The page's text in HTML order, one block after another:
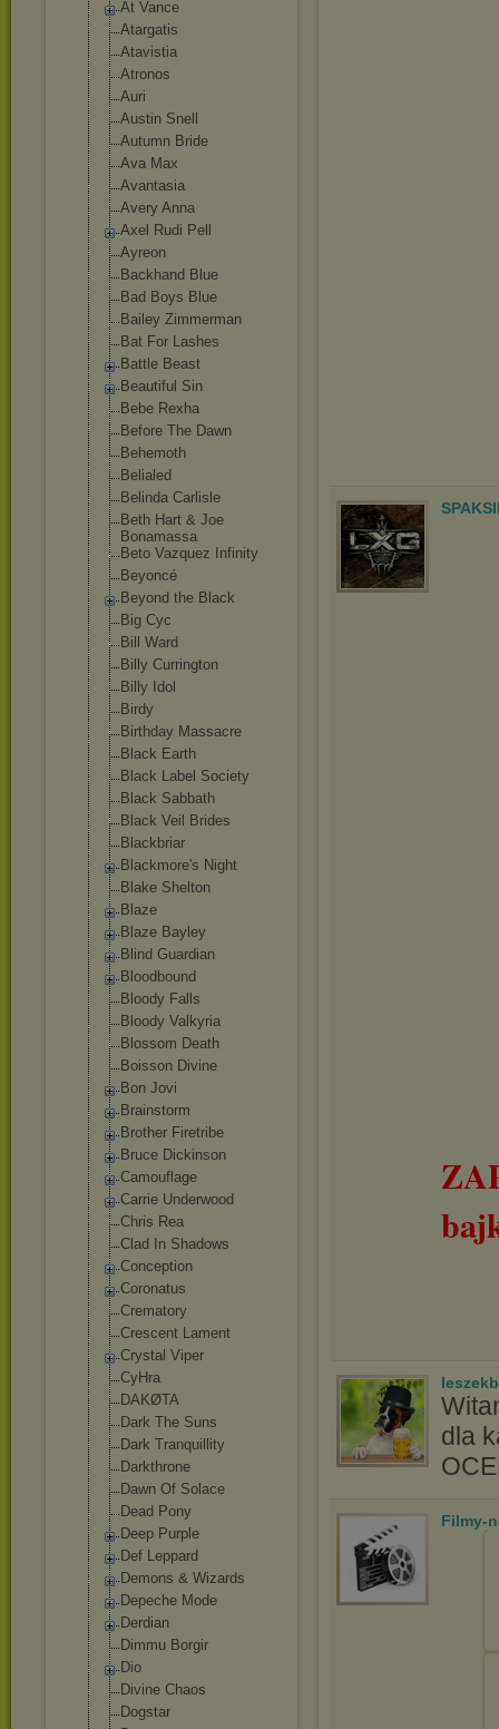
At Vance
Atargatis
Atavistia
Atronos
Auri
Austin Snell
Autumn Bride
Ava Max
Avantasia
Avery Anna
Axel Rudi Pell
Ayreon
Backhand Blue
Bad Boys Blue
Bailey Zimmerman
Bat For Lashes
Battle Beast
Beautiful Sin
Bebe Rexha
Before The Dawn
Behemoth
Belialed
Belinda Carlisle
Beth Hart & Joe
Bonamassa
Beto Vazquez Infinity
Beyoncé
Beyond the Black
Big Cyc
Bill Ward
Billy Currington
Billy Idol
Birdy
Birthday Massacre
Black Earth
Black Label Society
Black Sabbath
Black Veil Brides
Blackbriar
Blackmore's Night
Blake Shelton
Blaze
Blaze Bayley
Blind Guardian
Bloodbound
Bloody Falls
Bloody Valkyria
Blossom Death
Boisson Divine
Bon Jovi
Brainstorm
Brother Firetribe
Bruce Dickinson
Camouflage
Carrie Underwood
Chris Rea
Clad In Shadows
Conception
Coronatus
Crematory
Crescent Lament
Crystal Viper
CyHra
DAKØTA
Dark The Suns
Dark Tranquillity
Darkthrone
Dawn Of Solace
Dead Pony
Deep Purple
Def Leppard
Demons & Wizards
Depeche Mode
Derdian
Dimmu Borgir
Dio
Divine Chaos
Dogstar
dla
Filmy-